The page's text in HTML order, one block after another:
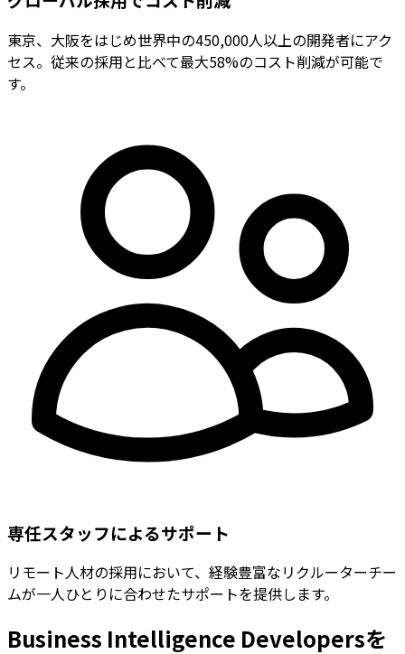
東京、大阪をはじめ世界中の450,000人以上の開発者にアク
セス。従来の採用と比べて最大58%のコスト削減が可能で
す。
専任スタッフによるサポート
リモート人材の採用において、経験豊富なリクルーターチー
ムが一人ひとりに合わせたサポートを提供します。
Business Intelligence Developersを